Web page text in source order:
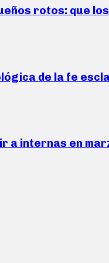
rotos: que
de la fe
a internas en